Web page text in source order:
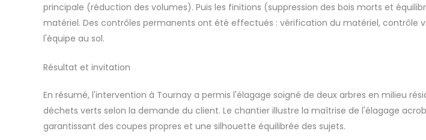
principale (réduction des volumes). Puis les finitions (suppression des bois morts et
matériel. Des contrôles permanents ont été effectués : vérification du matériel,
l'équipe au sol.
Résultat et invitation
En résumé, l'intervention à Tournay a permis l'élagage soigné de deux arbres en milieu
déchets verts selon la demande du client. Le chantier illustre la maîtrise de l'élagage
garantissant des coupes propres et une silhouette équilibrée des sujets.